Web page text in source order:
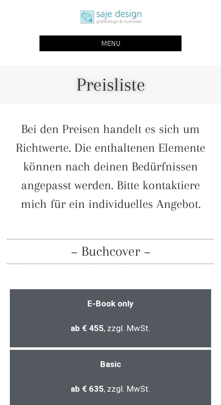
saje design bonn
grafikdesign | buchgestaltung | illustration
MENU
Preisliste
Bei den Preisen handelt es sich um
Richtwerte. Die enthaltenen Elemente
können nach deinen Bedürfnissen
angepasst werden. Bitte kontaktiere
mich für ein individuelles Angebot.
~ Buchcover ~
E-Book only
ab € 455, zzgl. MwSt.
Basic
ab € 635, zzgl. MwSt.